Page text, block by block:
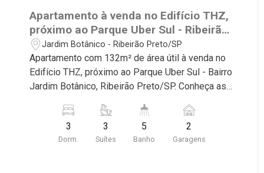
Recreio das Acácias, Jardim Ana Maria, San
Marco, Vila Romana, Bosque dos Juritis, Jardim
dos Guaporés e Bella Città Residencial e
Industrial. Avenida João Fiúsa, 1051 - Alto da Boa
Vista | Ribeirão Preto
Apartamento à venda no Edifício THZ,
próximo ao Parque Uber Sul - Ribeirão
Preto/SP.
Jardim Botânico - Ribeirão Preto/SP
Apartamento com 132m² de área útil à venda no
Edifício THZ, próximo ao Parque Uber Sul - Bairro
Jardim Botânico, Ribeirão Preto/SP. Conheça as
Imobiliária selecionou para você: - 132m² de área
útil - 3 suítes - Sala 2 ambientes - Lavabo -
Cozinha - Área de serviço - Banheiro de serviço -
3
Dorm.
3
Suítes
5
Banho
2
Garagens